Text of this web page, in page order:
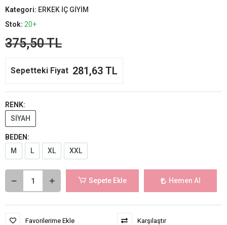
Kategori: ERKEK İÇ GİYİM
Stok: 20+
375,50 TL
Sepetteki Fiyat 281,63 TL
RENK:
SİYAH
BEDEN:
M
L XL XXL
Sepete Ekle Hemen Al
Favorilerime Ekle Karşılaştır